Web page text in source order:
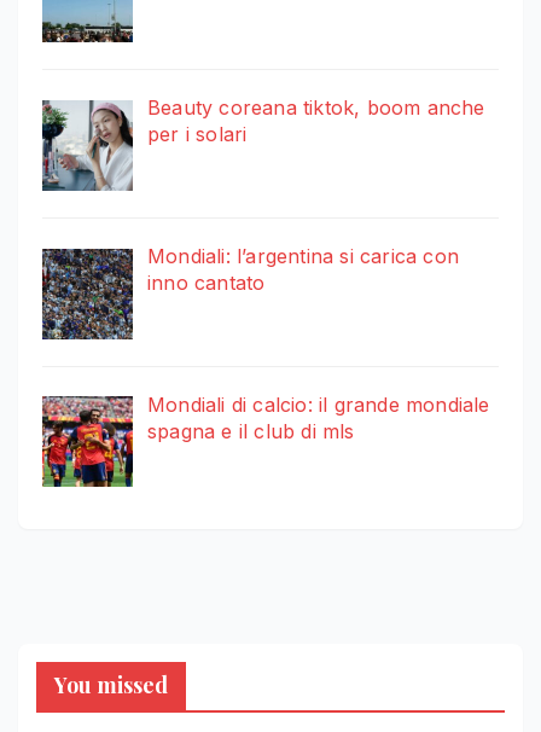
Beauty coreana tiktok, boom anche
per i solari
Mondiali: l’argentina si carica con
inno cantato
Mondiali di calcio: il grande mondiale
spagna e il club di mls
You missed